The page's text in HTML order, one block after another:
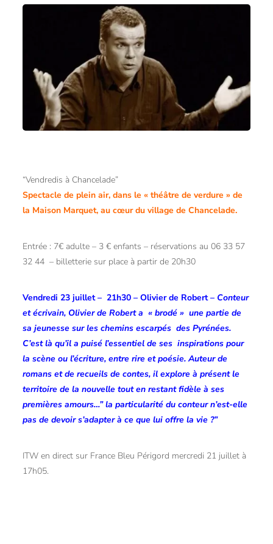
“Vendredis à Chancelade”
Spectacle de plein air, dans le « théâtre de verdure » de
la Maison Marquet, au cœur du village de Chancelade.
Entrée : 7€ adulte – 3 € enfants – réservations au 06 33 57
32 44 – billetterie sur place à partir de 20h30
Vendredi 23 juillet – 21h30 – Olivier de Robert – Conteur
et écrivain, Olivier de Robert a « brodé » une partie de
sa jeunesse sur les chemins escarpés des Pyrénées.
C’est là qu’il a puisé l’essentiel de ses inspirations pour
la scène ou l’écriture, entre rire et poésie. Auteur de
romans et de recueils de contes, il explore à présent le
territoire de la nouvelle tout en restant fidèle à ses
premières amours…” la particularité du conteur n’est-elle
pas de devoir s’adapter à ce que lui offre la vie ?”
ITW en direct sur France Bleu Périgord mercredi 21 juillet à
17h05.